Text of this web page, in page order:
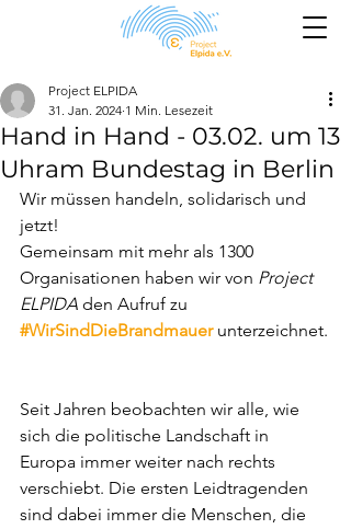
Hand in Hand - 03.02. um 13
Uhram Bundestag in Berlin
Project ELPIDA
31. Jan. 2024 1 Min. Lesezeit
Wir müssen handeln, solidarisch und
jetzt!
Gemeinsam mit mehr als 1300
Organisationen haben wir von Project
ELPIDA den Aufruf zu
#WirSindDieBrandmauer unterzeichnet.
Seit Jahren beobachten wir alle, wie
sich die politische Landschaft in
Europa immer weiter nach rechts
verschiebt. Die ersten Leidtragenden
sind dabei immer die Menschen, die